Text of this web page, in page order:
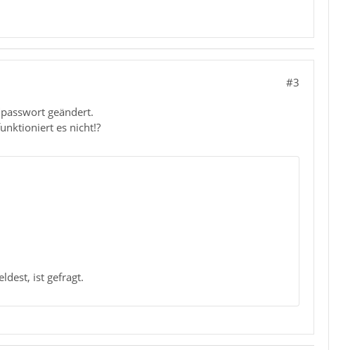
#3
geändert.
es nicht!?
ist gefragt.